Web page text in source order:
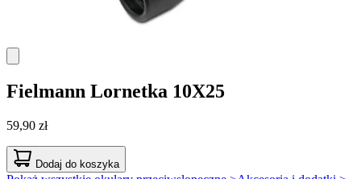
Fielmann Lornetka 10X25
59,90 zł
Dodaj do koszyka